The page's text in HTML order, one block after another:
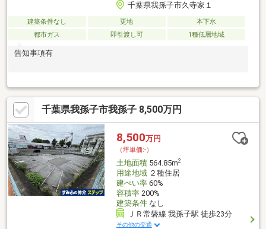
千葉県我孫子市久寺家１
建築条件なし 更地
本下水
都市ガス
即引渡し可 1種低層地域
告知事項有
千葉県我孫子市我孫子 8,500万円
8,500万円
（坪単価:-）
土地面積564.85m2
用途地域２種住居
建ぺい率60%
容積率200%
建築条件なし
ＪＲ常磐線 我孫子駅 徒歩23分
その他の交通